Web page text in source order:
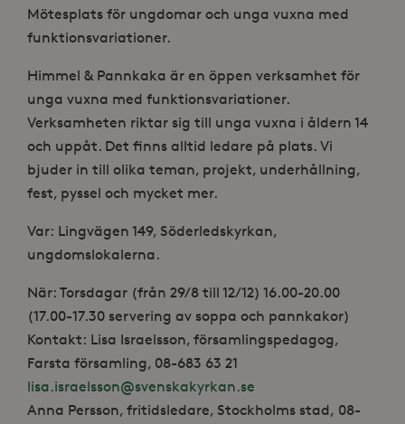
Mötesplats för ungdomar och unga vuxna med
funktionsvariationer.
Himmel & Pannkaka är en öppen verksamhet för
unga vuxna med funktionsvariationer.
Verksamheten riktar sig till unga vuxna i åldern 14
och uppåt. Det finns alltid ledare på plats. Vi
bjuder in till olika teman, projekt, underhållning,
fest, pyssel och mycket mer.
Var: Lingvägen 149, Söderledskyrkan,
ungdomslokalerna.
När: Torsdagar (från 29/8 till 12/12) 16.00-20.00
(17.00-17.30 servering av soppa och pannkakor)
Kontakt: Lisa Israelsson, församlingspedagog,
Farsta församling, 08-683 63 21
lisa.israelsson@svenskakyrkan.se
Anna Persson, fritidsledare, Stockholms stad, 08-